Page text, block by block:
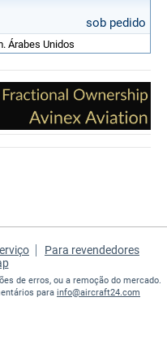
sob pedido
Árabes Unidos
Para revendedores
de erros, ou a remoção do mercado.
para info@aircraft24.com